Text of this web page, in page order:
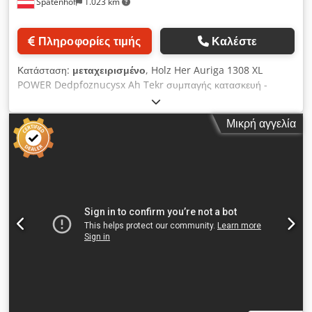
εκποίηση μετά από μίσθωση διαθέσιμο από την αποθήκη της
Πληροφορίες τιμής Καλέστε
Κατάσταση: μεταχειρισμένο, Holz Her Auriga 1308 XL
POWER Dedpfoznucysx Ah Tekr συμπαγής κατασκευή -
πάχος άκρων 0,4 – 8 mm κινητή ρύθμιση της γέφυρας
Έλεγχος μέσω οθόνης SPS Edge-Control, PPC 319W, οθόνη
αφής 18,5" Αν adaptive ρύθμιση πίεσης και ποσότητας
κόλλας iTronic και λειτουργία καθαρισμού τεχνολογία
γρήγορης ρύθμισης fa.s.t. „Ρύθμιση κατά τη διάρκεια της
εφαρμογής κόλλας GLU JET με φυσίγγια + κόλλα
πολυουρεθάνης, με αισθητήρα ακροφυσίου Ύψος τεμαχίου 8-
60 mm Πακέτο υψηλής γυαλάδας Σύστημα πίεσης πνευματικό
Μικρή αγγελία